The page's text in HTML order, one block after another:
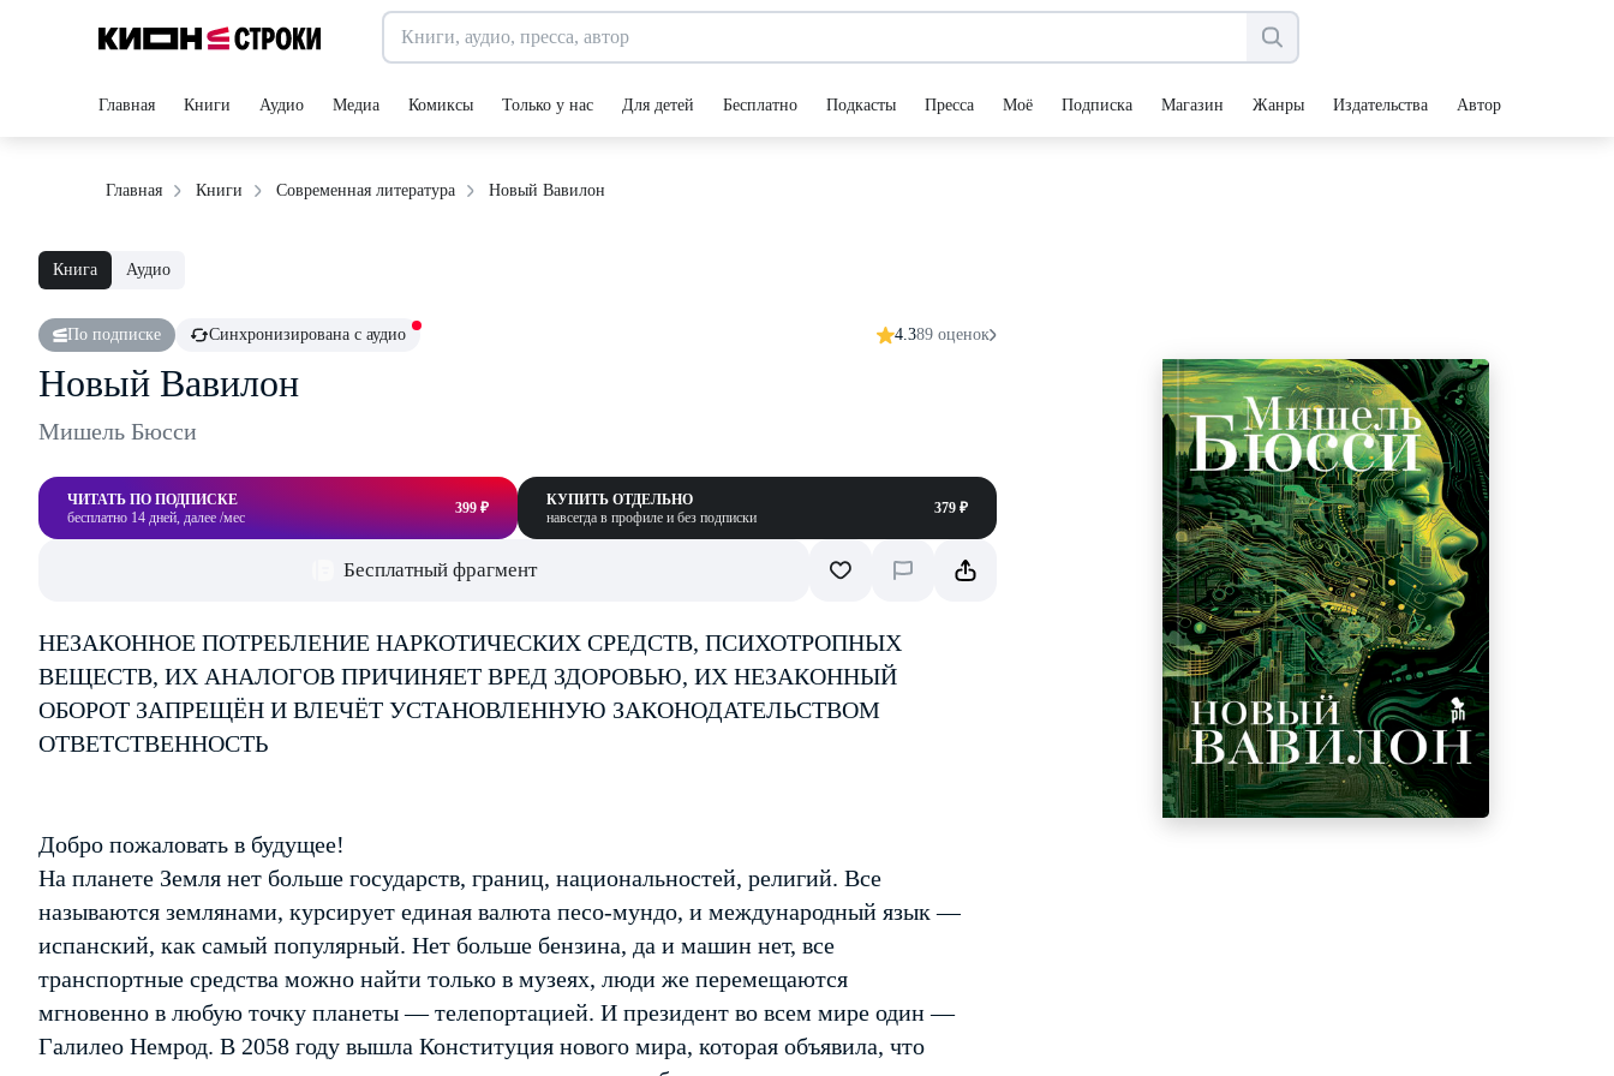
Главная Книги Аудио Медиа Комиксы Только у нас Для детей Бесплатно Подкасты Пресса Моё Подписка Магазин Жанры Издательства Авторы
Главная Книги Современная литература Новый Вавилон
Книга Аудио
По подписке Синхронизирована с аудио 4.389 оценок
Новый Вавилон
Мишель Бюсси
ЧИТАТЬ ПО ПОДПИСКЕ
бесплатно 14 дней, далее /мес
399 ₽
КУПИТЬ ОТДЕЛЬНО
навсегда в профиле и без подписки
379 ₽
Бесплатный фрагмент
НЕЗАКОННОЕ ПОТРЕБЛЕНИЕ НАРКОТИЧЕСКИХ СРЕДСТВ, ПСИХОТРОПНЫХ
ВЕЩЕСТВ, ИХ АНАЛОГОВ ПРИЧИНЯЕТ ВРЕД ЗДОРОВЬЮ, ИХ НЕЗАКОННЫЙ
ОБОРОТ ЗАПРЕЩЁН И ВЛЕЧЁТ УСТАНОВЛЕННУЮ ЗАКОНОДАТЕЛЬСТВОМ
ОТВЕТСТВЕННОСТЬ
Добро пожаловать в будущее!
На планете Земля нет больше государств, границ, национальностей, религий. Все
называются землянами, курсирует единая валюта песо-мундо, и международный язык —
испанский, как самый популярный. Нет больше бензина, да и машин нет, все
транспортные средства можно найти только в музеях, люди же перемещаются
мгновенно в любую точку планеты — телепортацией. И президент во всем мире один —
Галилео Немрод. В 2058 году вышла Конституция нового мира, которая объявила, что